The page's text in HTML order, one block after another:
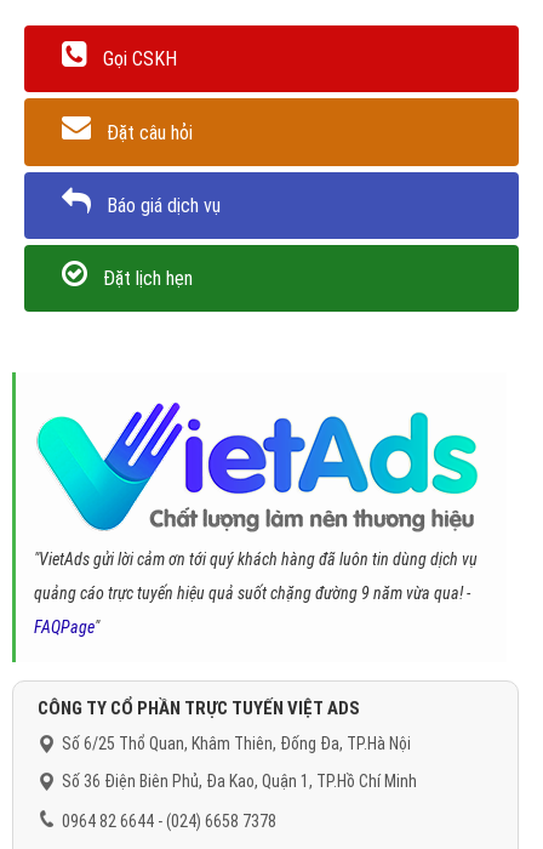
Gọi CSKH
Đặt câu hỏi
Báo giá dịch vụ
Đặt lịch hẹn
"VietAds gửi lời cảm ơn tới quý khách hàng đã luôn tin dùng dịch vụ
quảng cáo trực tuyến hiệu quả suốt chặng đường 9 năm vừa qua! -
FAQPage"
CÔNG TY CỔ PHẦN TRỰC TUYẾN VIỆT ADS
Số 6/25 Thổ Quan, Khâm Thiên, Đống Đa, TP.Hà Nội
Số 36 Điện Biên Phủ, Đa Kao, Quận 1, TP.Hồ Chí Minh
0964 82 6644 - (024) 6658 7378